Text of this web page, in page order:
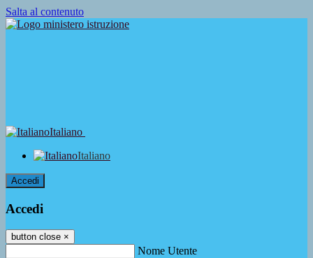
Salta al contenuto
Italiano
Italiano
Accedi
Accedi
button close ×
Nome Utente